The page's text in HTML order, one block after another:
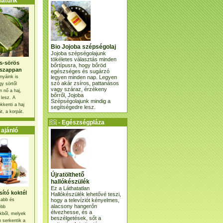
sörös
is
sörtől
nő a haj,
lesz. A
a haj
a korpát.
koktél
és
melyek
serkentik a
Bio Jojoba szépségolaj
Jojoba szépségolajunk
tökéletes választás minden
bőrtípusra, hogy bőröd
egészséges és sugárzó
legyen minden nap. Legyen
szó akár zsíros, pattanásos
vagy száraz, érzékeny
bőrről, Jojoba
Szépségolajunk mindig a
segítségedre lesz.
- Egészségpláza
ajánlatunk -
Újratölthető
hallókészülék
Ez a Láthatatlan
Hallókészülék lehetővé teszi,
hogy a televíziót kényelmes,
alacsony hangerőn
élvezhesse, és a
beszélgetések, sőt a